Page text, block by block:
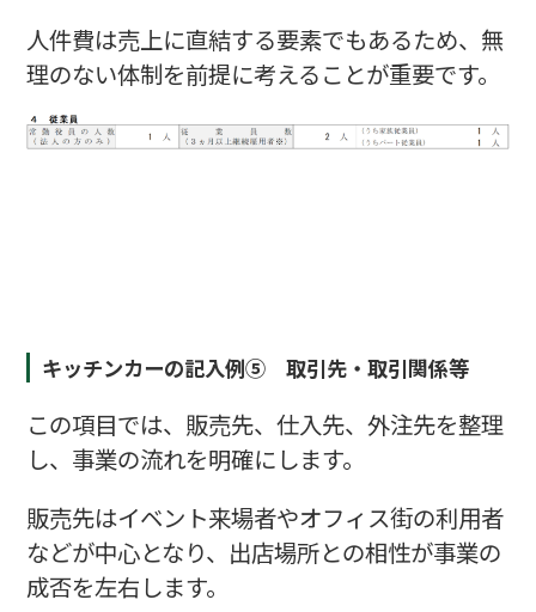
人件費は売上に直結する要素でもあるため、無
理のない体制を前提に考えることが重要です。
キッチンカーの記入例⑤ 取引先・取引関係等
この項目では、販売先、仕入先、外注先を整理
し、事業の流れを明確にします。
販売先はイベント来場者やオフィス街の利用者
などが中心となり、出店場所との相性が事業の
成否を左右します。